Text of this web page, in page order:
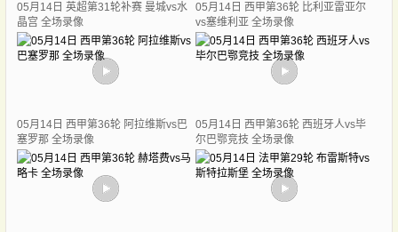
05月14日 英超第31轮补赛 曼城vs水
晶宫 全场录像
05月14日 西甲第36轮 比利亚雷亚尔
vs塞维利亚 全场录像
05月14日 西甲第36轮 阿拉维斯vs巴
塞罗那 全场录像
05月14日 西甲第36轮 西班牙人vs毕
尔巴鄂竞技 全场录像